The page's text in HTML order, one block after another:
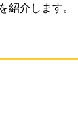
紹介します。